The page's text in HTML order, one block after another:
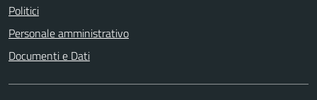
Politici
Personale amministrativo
Documenti e Dati